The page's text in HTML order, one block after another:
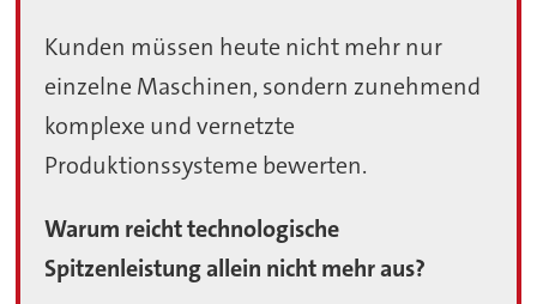
Kunden müssen heute nicht mehr nur
einzelne Maschinen, sondern zunehmend
komplexe und vernetzte
Produktionssysteme bewerten.
Warum reicht technologische
Spitzenleistung allein nicht mehr aus?